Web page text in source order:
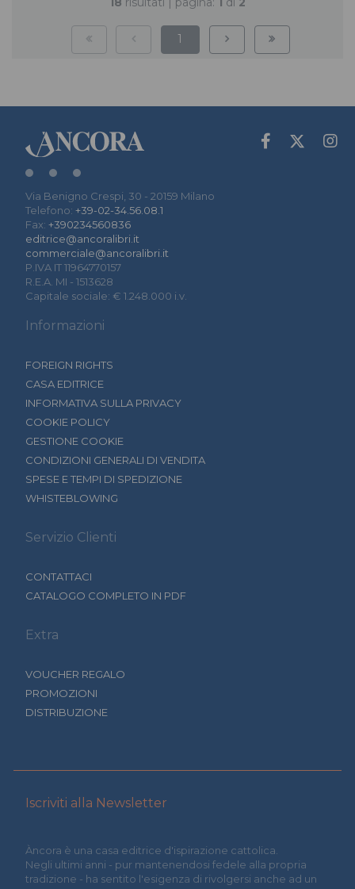
1
Via Benigno Crespi, 30 - 20159 Milano
Telefono: +39-02-34.56.08.1
Fax: +390234560836
editrice@ancoralibri.it
commerciale@ancoralibri.it
P.IVA IT 11964770157
R.E.A. MI - 1513628
Capitale sociale: € 1.248.000 i.v.
Informazioni
FOREIGN RIGHTS
CASA EDITRICE
INFORMATIVA SULLA PRIVACY
COOKIE POLICY
GESTIONE COOKIE
CONDIZIONI GENERALI DI VENDITA
SPESE E TEMPI DI SPEDIZIONE
WHISTEBLOWING
Servizio Clienti
CONTATTACI
CATALOGO COMPLETO IN PDF
Extra
VOUCHER REGALO
PROMOZIONI
DISTRIBUZIONE
Iscriviti alla Newsletter
Àncora è una casa editrice d'ispirazione cattolica.
Negli ultimi anni - pur mantenendosi fedele alla propria
tradizione - ha sentito l'esigenza di rivolgersi anche ad un